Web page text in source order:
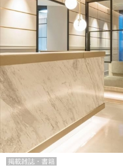
掲載雑誌・書籍